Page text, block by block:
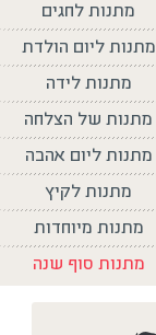
מתנות לחגים
מתנות ליום הולדת
מתנות לידה
מתנות של הצלחה
מתנות ליום אהבה
מתנות לקיץ
מתנות מיוחדות
מתנות סוף שנה